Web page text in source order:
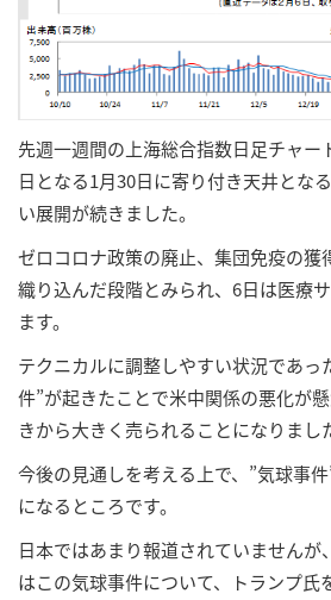
先週一週間の上海総合指数日足チャー
日となる1月30日に寄り付き天井とな
い展開が続きました。
ゼロコロナ政策の廃止、集団免疫の獲
織り込んだ段階とみられ、6日は医療
ます。
テクニカルに調整しやすい状況であっ
件”が起きたことで米中関係の悪化が
きから大きく売られることになりまし
今後の見通しを考える上で、”気球事
になるところです。
日本ではあまり報道されていませんが
はこの気球事件について、トランプ氏